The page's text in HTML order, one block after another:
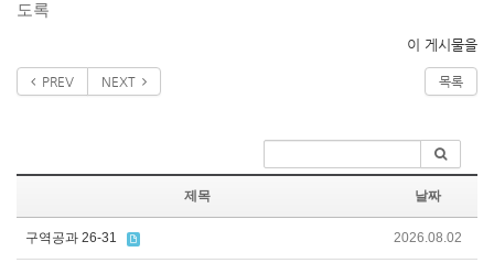
도록
이 게시물을
PREV NEXT 목록
제목 날짜
구역공과 26-31 2026.08.02